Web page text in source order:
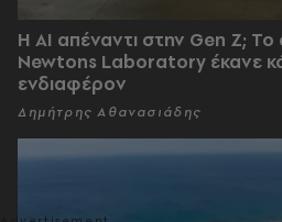
Η AI απέναντι στην Gen Z;
Newtons Laboratory έκανε
ενδιαφέρον
Δημήτρης Αθανασιάδης